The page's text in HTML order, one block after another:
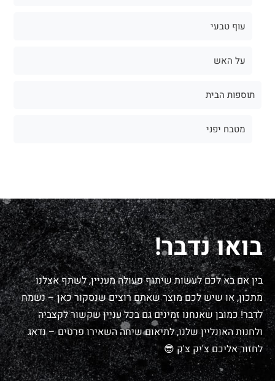
עוף טבעי
על האש
תוספות הבית
מטבח יפני
בואו נדבר!
בין אם בא לכם לעשות שיתוף פעולה מעניין, לשתף אצלנו
מתכון, או שיש לכם מוצר שאתם רוצים שנסקור כאן – נשמח
לדבר! כמובן שאנחנו זמינים גם בכל עניין שקשור לקצביה
ולחנות האונליין שלנו, לתיאום שיחה השאירו פרטים – נדאג
לחזור אליכם צ'יק צ'ק 😎